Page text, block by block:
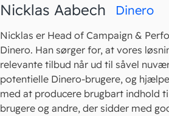
Nicklas Aabech Dinero
Nicklas er Head of Campaign &
Dinero. Han sørger for, at vores
relevante tilbud når ud til såvel
potentielle Dinero-brugere, og
med at producere brugbart indhold
brugere og andre, der sidder med